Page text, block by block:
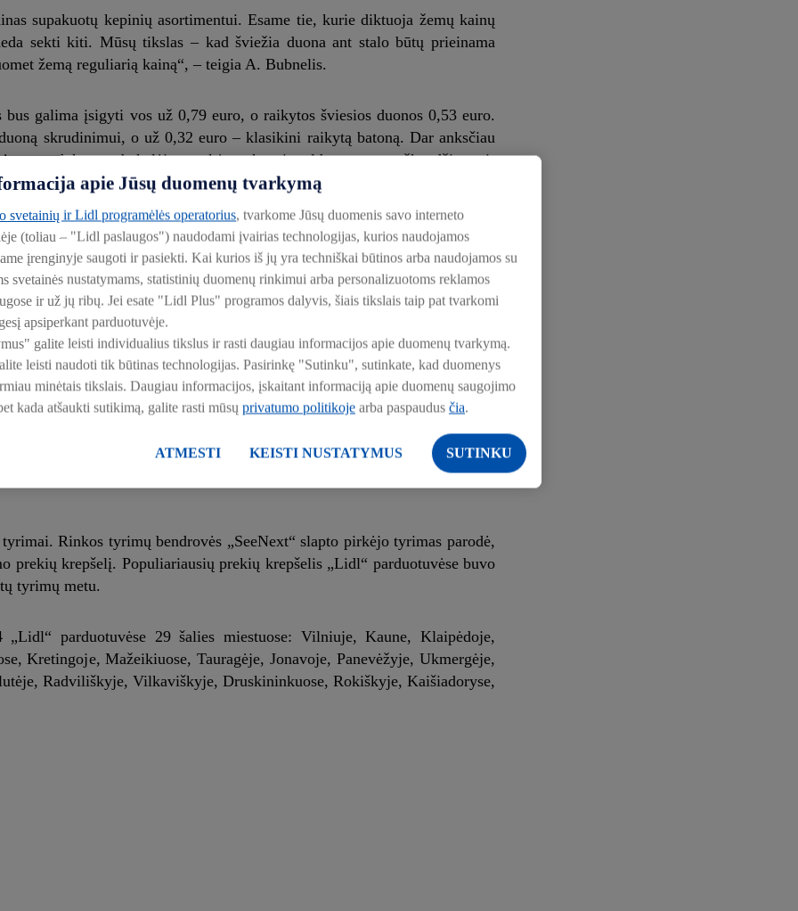
supakuotų kepinių asortimentui. Esame tie, kurie diktuoja žemų kainų
sekti kiti. Mūsų tikslas – kad šviežia duona ant stalo būtų prieinama
žemą reguliarią kainą“, – teigia A. Bubnelis.
galima įsigyti vos už 0,79 euro, o raikytos šviesios duonos 0,53 euro.
skrudinimui, o už 0,32 euro – klasikini raikytą batoną. Dar anksčiau
produktams, bakalėjos prekėms, kavai, saldumynams, užkandžiams ir
rasti „Lidl“ parduotuvėse.
produktai „Lidl“ parduotuvėse sudaro didžiąją dalį asortimento, o tai
akcijas, bet ir reguliariai žemas maisto produktų kainas.
nes žmonės vis rečiau linkę permokėti vien tik už žinomą vardą ir
kaina paskatins dar daugiau klientų į savo krepšelius įsidėti būtent
A. Bubnelis.
veiksmų plano dalis, kuria siekiama užtikrinti, kad pirkėjai galėtų
ar nuolaidų pasiūlymų. Didysis kainų mažinimas prasidėjo praėjusių
prekių. Kainas „Lidl“ mažina pirkėjų itin pamėgtoms prekėms, kurios
kava, sultys, riešutai, bakalėjos ir higienos prekės, buitinė chemija
Rinkos tyrimų bendrovės „SeeNext“ slapto pirkėjo tyrimas parodė,
prekių krepšelį. Populiariausių prekių krepšelis „Lidl“ parduotuvėse buvo
tyrimų metu.
parduotuvėse 29 šalies miestuose: Vilniuje, Kaune, Klaipėdoje,
Kretingoje, Mažeikiuose, Tauragėje, Jonavoje, Panevėžyje, Ukmergėje,
Radviliškyje, Vilkaviškyje, Druskininkuose, Rokiškyje, Kaišiadoryse,
apie Jūsų duomenų tvarkymą
svetainių ir Lidl programėlės operatorius, tvarkome Jūsų duomenis savo interneto
(toliau – "Lidl paslaugos") naudodami įvairias technologijas, kurios naudojamos
įrenginyje saugoti ir pasiekti. Kai kurios iš jų yra techniškai būtinos arba naudojamos su
svetainės nustatymams, statistinių duomenų rinkimui arba personalizuotoms reklamos
ir už jų ribų. Jei esate "Lidl Plus" programos dalyvis, šiais tikslais taip pat tvarkomi
apsiperkant parduotuvėje.
galite leisti individualius tikslus ir rasti daugiau informacijos apie duomenų tvarkymą.
leisti naudoti tik būtinas technologijas. Pasirinkę "Sutinku", sutinkate, kad duomenys
minėtais tikslais. Daugiau informacijos, įskaitant informaciją apie duomenų saugojimo
kada atšaukti sutikimą, galite rasti mūsų privatumo politikoje arba paspaudus čia.
ATMESTI KEISTI NUSTATYMUS SUTINKU